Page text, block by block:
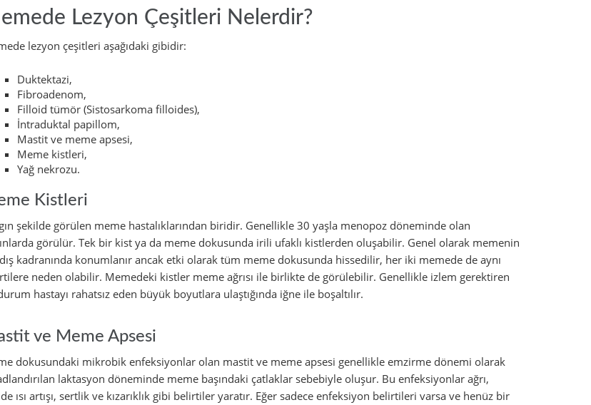
Lezyon Çeşitleri Nelerdir?
lezyon çeşitleri aşağıdaki gibidir:
Duktektazi,
Fibroadenom,
Filloid tümör (Sistosarkoma filloides),
İntraduktal papillom,
Mastit ve meme apsesi,
Meme kistleri,
Yağ nekrozu.
Kistleri
şekilde görülen meme hastalıklarından biridir. Genellikle 30 yaşla menopoz döneminde olan
görülür. Tek bir kist ya da meme dokusunda irili ufaklı kistlerden oluşabilir. Genel olarak memenin
kadranında konumlanır ancak etki olarak tüm meme dokusunda hissedilir, her iki memede de aynı
neden olabilir. Memedeki kistler meme ağrısı ile birlikte de görülebilir. Genellikle izlem gerektiren
hastayı rahatsız eden büyük boyutlara ulaştığında iğne ile boşaltılır.
ve Meme Apsesi
dokusundaki mikrobik enfeksiyonlar olan mastit ve meme apsesi genellikle emzirme dönemi olarak
laktasyon döneminde meme başındaki çatlaklar sebebiyle oluşur. Bu enfeksiyonlar ağrı,
ısı artışı, sertlik ve kızarıklık gibi belirtiler yaratır. Eğer sadece enfeksiyon belirtileri varsa ve henüz bir